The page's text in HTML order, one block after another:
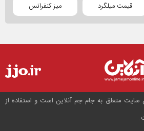
قیمت میلگرد میز کنفرانس
متعلق به جام جم آنلاین است و استفاده از